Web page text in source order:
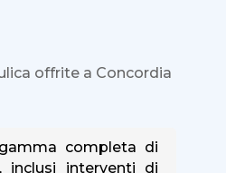
offrite a Concordia
completa di
inclusi interventi di